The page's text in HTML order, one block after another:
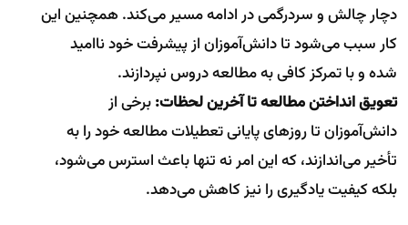
دچار چالش و سردرگمی در ادامه مسیر می‌کند. همچنین این
کار سبب می‌شود تا دانش‌آموزان از پیشرفت خود ناامید
شده و با تمرکز کافی به مطالعه دروس نپردازند.
تعویق انداختن مطالعه تا آخرین لحظات:برخی از
دانش‌آموزان تا روزهای پایانی تعطیلات مطالعه خود را به
تأخیر می‌اندازند، که این امر نه تنها باعث استرس می‌شود،
بلکه کیفیت یادگیری را نیز کاهش می‌دهد.